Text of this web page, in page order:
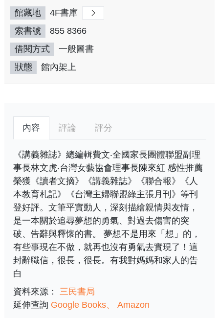
館藏地
4F書庫
索書號
855 8366
借閱方式
一般圖書
狀態
館內架上
內容 評論 評分
《講義雜誌》總編輯費文‧全國家長團體聯盟副理
事長林文虎‧台灣女藝協會理事長陳來紅 感性推薦
榮獲《讀者文摘》《講義雜誌》《聯合報》《人
本教育札記》《台灣主婦聯盟綠主張月刊》等刊
登好評。文筆平實動人，深刻描繪親情與友情，
是一本關於追尋夢想的勇氣、對過去傷害的突
破、告辭與釋懷的書。 夢想不是用來「想」的，
有些事現在不做，就再也沒有勇氣去實現了！這
封辭職信，很長，很長。有我對媽媽和家人的告
白
資料來源： 三民書局
延伸查詢 Google Books Amazon